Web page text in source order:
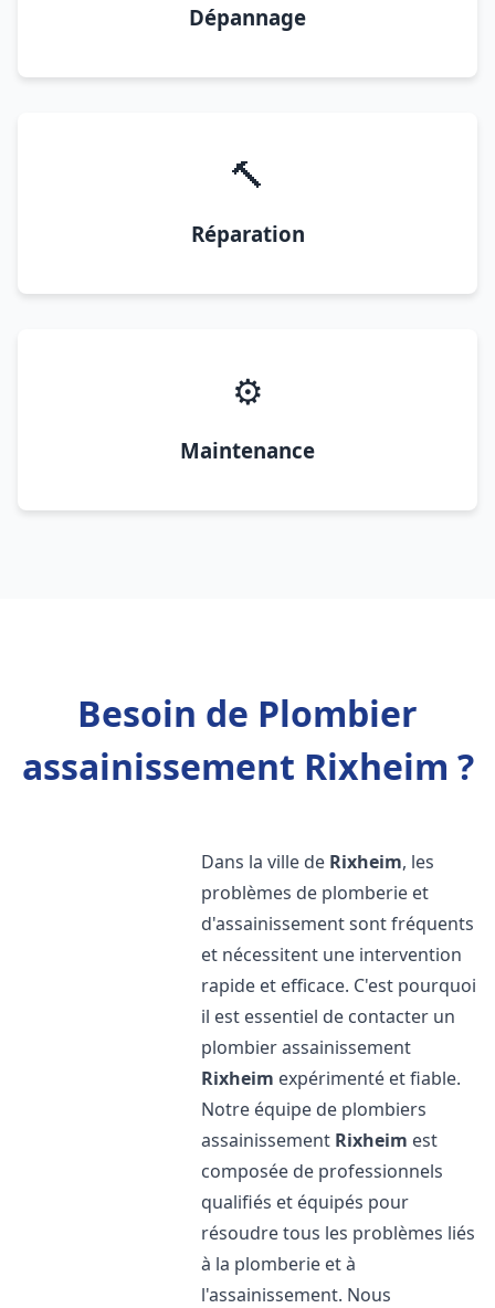
Dépannage
🔨
Réparation
⚙️
Maintenance
Besoin de Plombier
assainissement Rixheim ?
Dans la ville de Rixheim, les
problèmes de plomberie et
d'assainissement sont fréquents
et nécessitent une intervention
rapide et efficace. C'est pourquoi
il est essentiel de contacter un
plombier assainissement
Rixheim expérimenté et fiable.
Notre équipe de plombiers
assainissement Rixheim est
composée de professionnels
qualifiés et équipés pour
résoudre tous les problèmes liés
à la plomberie et à
l'assainissement. Nous